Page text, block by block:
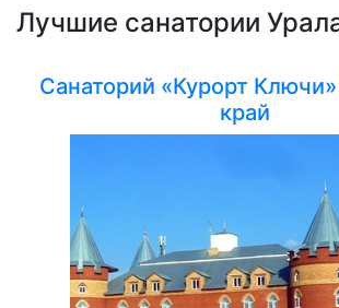
Лучшие санатории
Санаторий «Курорт
край